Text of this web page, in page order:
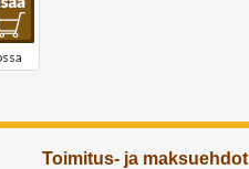
Toimitus- ja maksuehdot